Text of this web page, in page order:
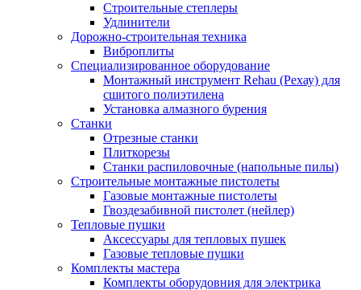
Строительные степлеры
Удлинители
Дорожно-строительная техника
Виброплиты
Специализированное оборудование
Монтажный инструмент Rehau (Рехау) для
сшитого полиэтилена
Установка алмазного бурения
Станки
Отрезные станки
Плиткорезы
Станки распиловочные (напольные пилы)
Строительные монтажные пистолеты
Газовые монтажные пистолеты
Гвоздезабивной пистолет (нейлер)
Тепловые пушки
Аксессуары для тепловых пушек
Газовые тепловые пушки
Комплекты мастера
Комплекты оборудовния для электрика